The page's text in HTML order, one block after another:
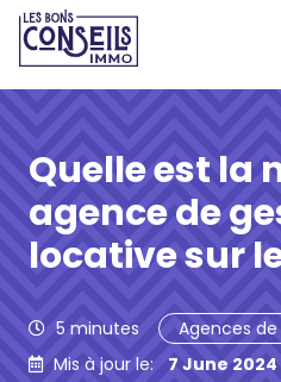
Quelle est la
agence de
locative sur
5 minutes
Agences
Mis à jour le:
7 June 2024